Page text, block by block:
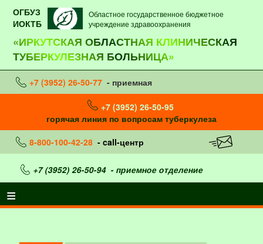
ОГБУЗ
ИОКТБ
Областное государственное бюджетное
учреждение здравоохранения
«ИРКУТСКАЯ ОБЛАСТНАЯ КЛИНИЧЕСКАЯ
ТУБЕРКУЛЕЗНАЯ БОЛЬНИЦА»
+7 (3952) 26-50-77 - приемная
+7 (3952) 26-50-95
горячая линия по вопросам туберкулеза
8-800-100-42-28 - call-центр
+7 (3952) 26-50-94- приемное отделение